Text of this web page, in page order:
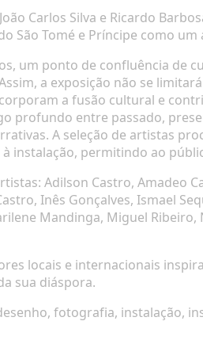
Carlos Silva e Ricardo
São Tomé e Príncipe como
um ponto de confluência de
a exposição não se
a fusão cultural e
profundo entre passado,
A seleção de artistas
instalação, permitindo ao
Adilson Castro, Amadeo
Inês Gonçalves, Ismael
Mandinga, Miguel
locais e internacionais
sua diáspora.
fotografia, instalação,